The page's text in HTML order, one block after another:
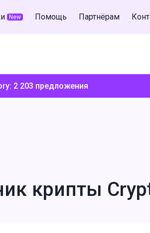
New Помощь Партнёрам
2 203 предложения
крипты